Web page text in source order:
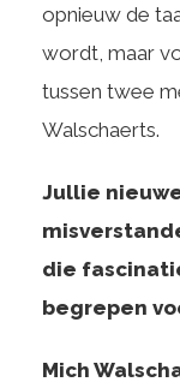
opnieuw de
wordt, maar
tussen twee
Walschaerts.
Jullie
die
begrepen
Mich